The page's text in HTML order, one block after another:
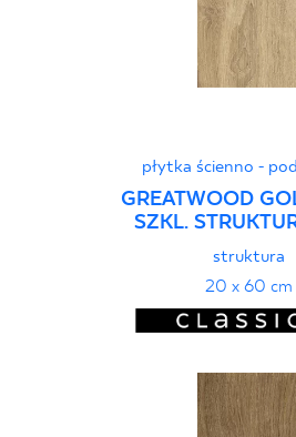
płytka ścienno -
GREATWOOD
SZKL.
struktura
20 x 60 cm